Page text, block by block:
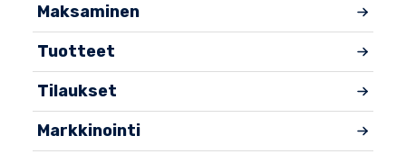
Maksaminen
Tuotteet
Tilaukset
Markkinointi